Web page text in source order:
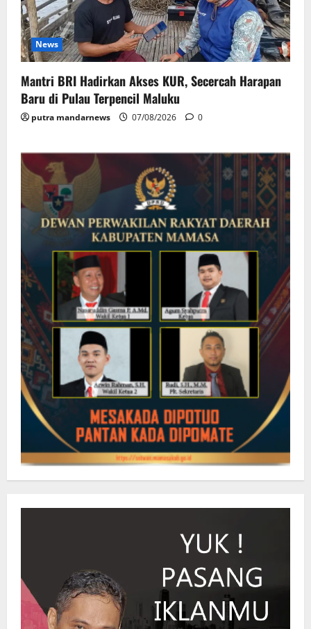
News
Mantri BRI Hadirkan Akses KUR, Secercah Harapan
Baru di Pulau Terpencil Maluku
putra mandarnews 07/08/2026 0